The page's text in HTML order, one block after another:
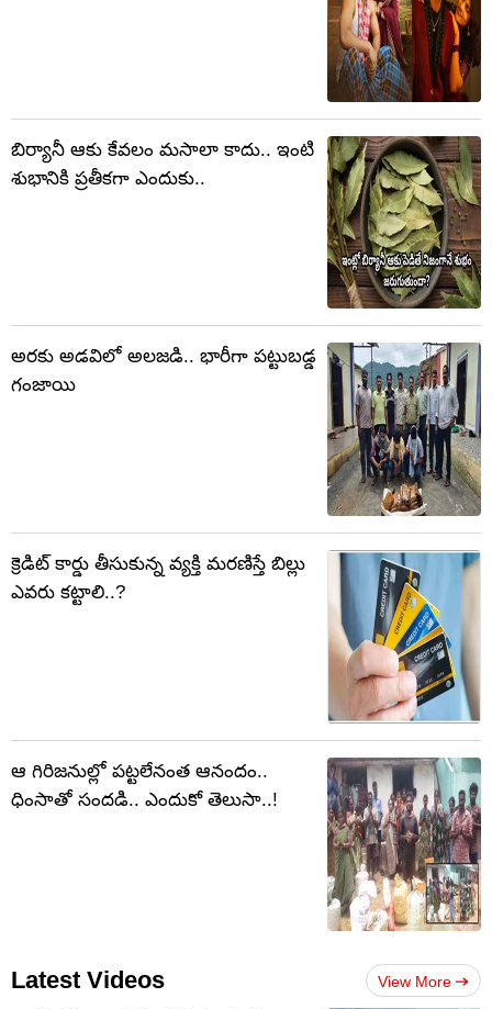
బిర్యానీ ఆకు కేవలం మసాలా కాదు.. ఇంటి
శుభానికి ప్రతీకగా ఎందుకు..
అరకు అడవిలో అలజడి.. భారీగా పట్టుబడ్డ
గంజాయి
క్రెడిట్ కార్డు తీసుకున్న వ్యక్తి మరణిస్తే బిల్లు
ఎవరు కట్టాలి..?
ఆ గిరిజనుల్లో పట్టలేనంత ఆనందం..
ధింసాతో సందడి.. ఎందుకో తెలుసా..!
Latest Videos View More